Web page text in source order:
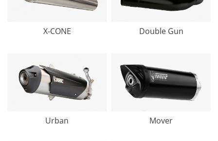
X-CONE Double Gun
Urban Mover